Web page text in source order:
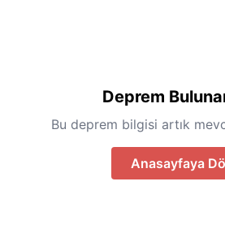
Deprem
Bu deprem bilgisi artık
Anasayfaya